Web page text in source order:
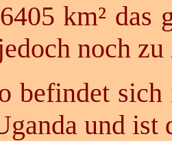
km² das
noch
befindet
und